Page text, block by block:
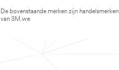
De bovenstaande merken zijn handelsmerken
van 3M.we